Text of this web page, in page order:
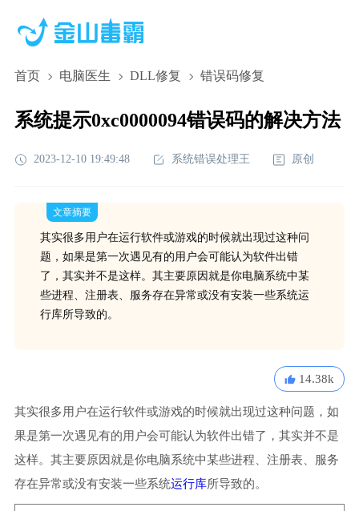
首页 电脑医生 DLL修复 错误码修复
系统提示0xc0000094错误码的解决方法
2023-12-10 19:49:48 系统错误处理王 原创
文章摘要
其实很多用户在运行软件或游戏的时候就出现过这种问
题，如果是第一次遇见有的用户会可能认为软件出错
了，其实并不是这样。其主要原因就是你电脑系统中某
些进程、注册表、服务存在异常或没有安装一些系统运
行库所导致的。
14.38k
其实很多用户在运行软件或游戏的时候就出现过这种问题，如
果是第一次遇见有的用户会可能认为软件出错了，其实并不是
这样。其主要原因就是你电脑系统中某些进程、注册表、服务
存在异常或没有安装一些系统运行库所导致的。